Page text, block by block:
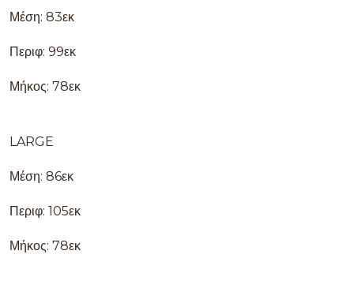
Μέση: 83εκ
Περιφ: 99εκ
Μήκος: 78εκ
LARGE
Μέση: 86εκ
Περιφ: 105εκ
Μήκος: 78εκ